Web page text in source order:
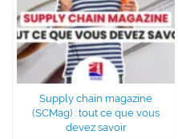
Supply chain magazine
(SCMag) : tout ce que vous
devez savoir